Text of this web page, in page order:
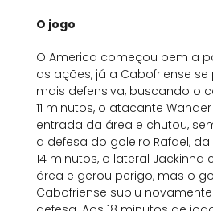
O jogo
O America começou bem a
as ações, já a Cabofriense
mais defensiva, buscando o
11 minutos, o atacante
entrada da área e chutou,
a defesa do goleiro Rafael,
14 minutos, o lateral Jackinha
área e gerou perigo, mas o
Cabofriense subiu